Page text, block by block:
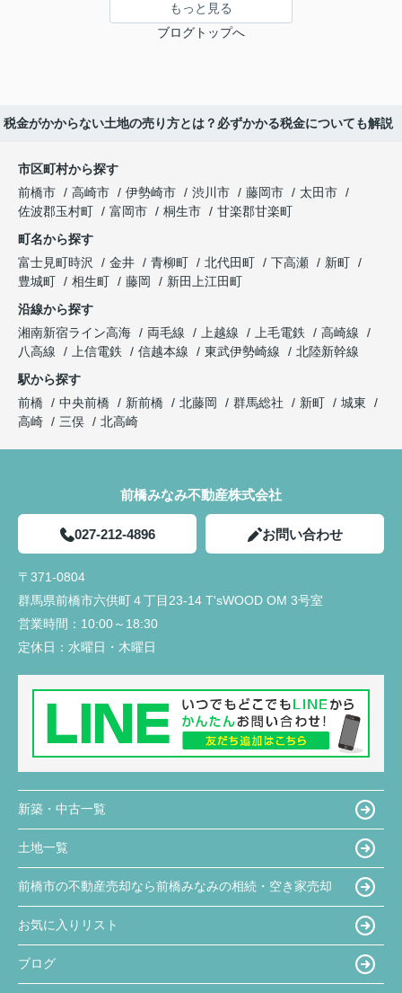
もっと見る
ブログトップへ
税金がかからない土地の売り方とは？必ずかかる税金についても解説
市区町村から探す
前橋市
高崎市 伊勢崎市 渋川市 藤岡市
太田市
佐波郡玉村町
富岡市 桐生市
甘楽郡甘楽町
町名から探す
富士見町時沢
金井 青柳町 北代田町 下高瀬
新町
豊城町
相生町 藤岡
新田上江田町
沿線から探す
湘南新宿ライン高海
両毛線 上越線 上毛電鉄
高崎線
八高線
上信電鉄 信越本線 東武伊勢崎線
北陸新幹線
駅から探す
前橋
中央前橋 新前橋 北藤岡 群馬総社 新町
城東
高崎
三俣 北高崎
前橋みなみ不動産株式会社
027-212-4896 お問い合わせ
〒371-0804
群馬県前橋市六供町４丁目23‐14 T'sWOOD OM 3号室
営業時間： 10:00～18:30
定休日： 水曜日・木曜日
新築・中古一覧
土地一覧
前橋市の不動産売却なら前橋みなみの相続・空き家売却
お気に入りリスト
ブログ